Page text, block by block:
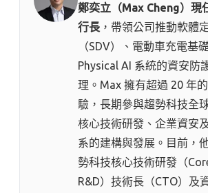
鄭奕立（Max Cheng）現
行長 ，帶領公司推動軟體
（SDV）、電動車充電基
Physical AI 系統的資安防
理。Max 擁有超過 20 年
驗，長期參與趨勢科技全
核心技術研發、企業資安
系的建構與發展。目前，
勢科技核心技術研發（
R&D）技術長（CTO）及